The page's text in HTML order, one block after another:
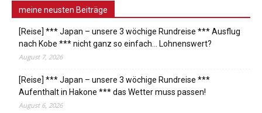
meine neusten Beiträge
[Reise] *** Japan – unsere 3 wöchige Rundreise *** Ausflug
nach Kobe *** nicht ganz so einfach… Lohnenswert?
August 7, 2026
[Reise] *** Japan – unsere 3 wöchige Rundreise ***
Aufenthalt in Hakone *** das Wetter muss passen!
August 6, 2026